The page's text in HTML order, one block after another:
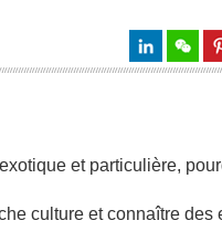
et particulière,
culture et connaître des